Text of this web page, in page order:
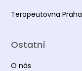
Terapeutovna Praha
Ostatní
O nás